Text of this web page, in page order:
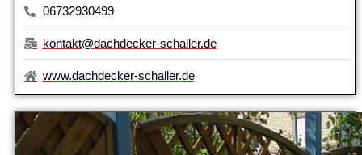
06732930499
kontakt@dachdecker-schaller.de
www.dachdecker-schaller.de